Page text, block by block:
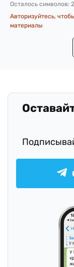
Осталось символов:
Авторизуйтесь,
материалы